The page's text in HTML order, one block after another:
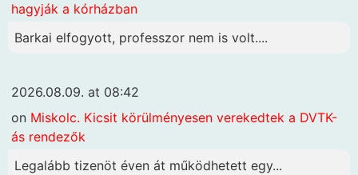
hagyják a kórházban
Barkai elfogyott, professzor nem is volt....
2026.08.09. at 08:42
on Miskolc. Kicsit körülményesen verekedtek a DVTK-
ás rendezők
Legalább tizenöt éven át működhetett egy...